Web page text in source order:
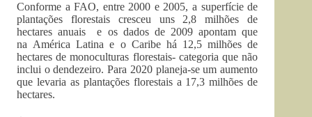
Conforme a FAO, entre 2000 e 2005, a superfície de
plantações florestais cresceu uns 2,8 milhões de
hectares anuais e os dados de 2009 apontam que
na América Latina e o Caribe há 12,5 milhões de
hectares de monoculturas florestais- categoria que não
inclui o dendezeiro. Para 2020 planeja-se um aumento
que levaria as plantações florestais a 17,3 milhões de
hectares.